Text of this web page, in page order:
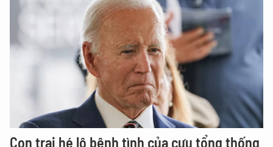
Con trai hé lộ bệnh tình của cựu tổng thống